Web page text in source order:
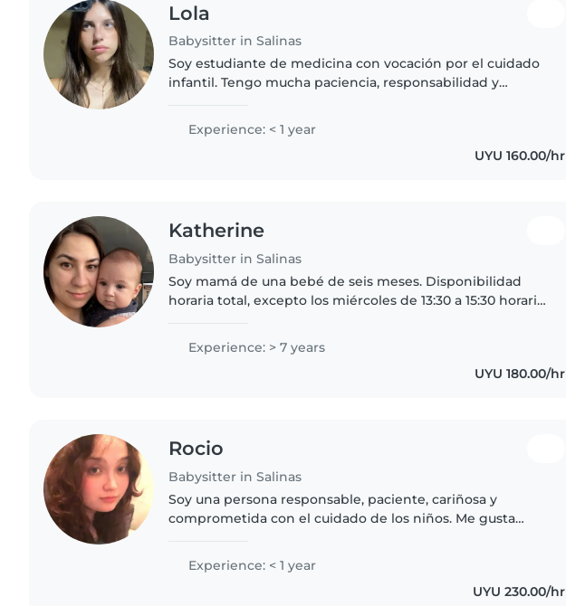
Lola
Babysitter in Salinas
Soy estudiante de medicina con vocación por el cuidado
infantil. Tengo mucha paciencia, responsabilidad y
actividades, ayudarlos a aprender..
Experience: < 1 year
UYU 160.00/hr
Katherine
Babysitter in Salinas
Soy mamá de una bebé de seis meses. Disponibilidad
horaria total, excepto los miércoles de 13:30 a 15:30 horario
Experience: > 7 years
UYU 180.00/hr
Rocio
Babysitter in Salinas
Soy una persona responsable, paciente, cariñosa y
comprometida con el cuidado de los niños. Me gusta
acompañándolos en sus actividades..
Experience: < 1 year
UYU 230.00/hr